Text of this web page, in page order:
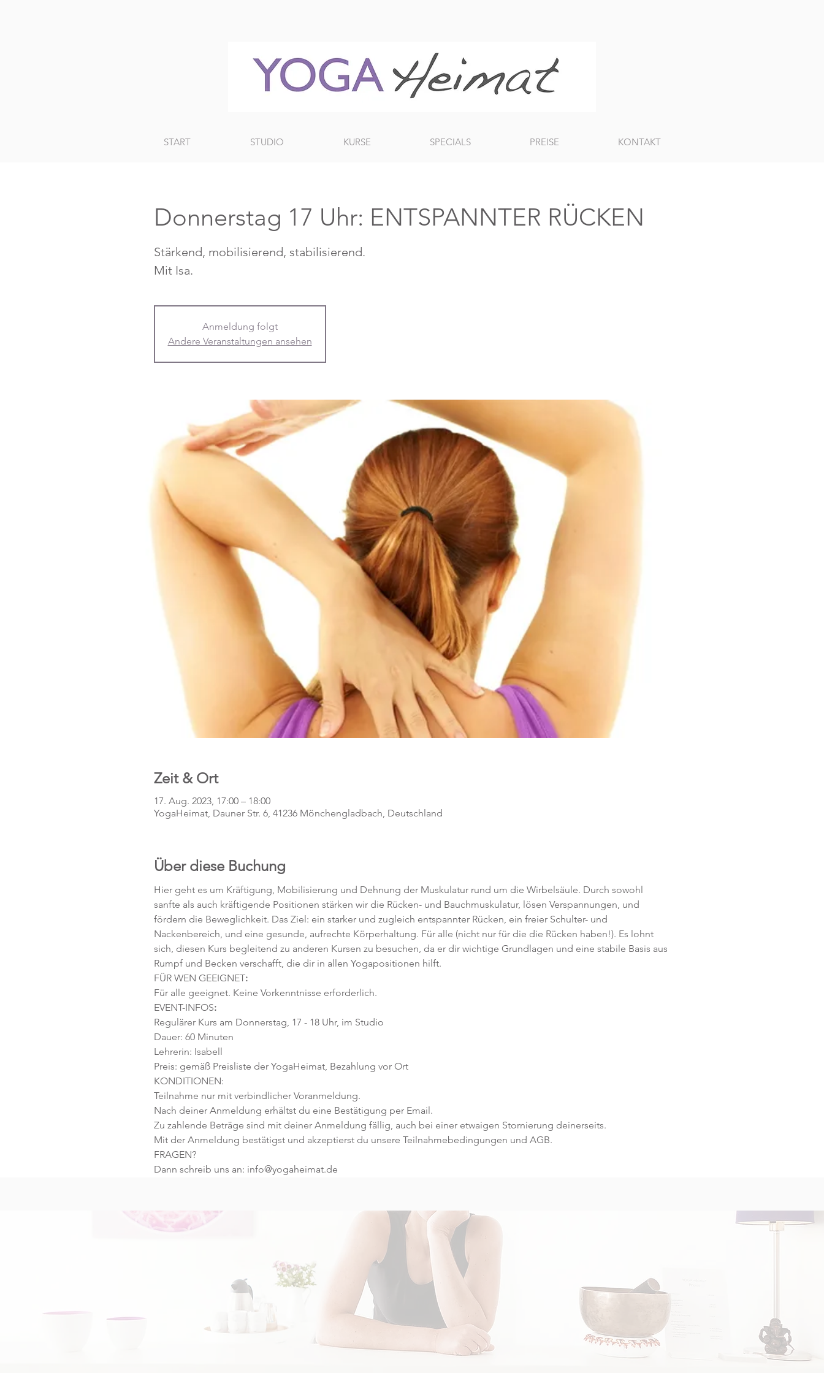
START STUDIO KURSE SPECIALS PREISE KONTAKT
Donnerstag 17 Uhr: ENTSPANNTER RÜCKEN
Stärkend, mobilisierend, stabilisierend.
Mit Isa.
Anmeldung folgt
Andere Veranstaltungen ansehen
Zeit & Ort
17. Aug. 2023, 17:00 – 18:00
YogaHeimat, Dauner Str. 6, 41236 Mönchengladbach, Deutschland
Über diese Buchung
Hier geht es um Kräftigung, Mobilisierung und Dehnung der Muskulatur rund um die Wirbelsäule. Durch sowohl
sanfte als auch kräftigende Positionen stärken wir die Rücken- und Bauchmuskulatur, lösen Verspannungen, und
fördern die Beweglichkeit. Das Ziel: ein starker und zugleich entspannter Rücken, ein freier Schulter- und
Nackenbereich, und eine gesunde, aufrechte Körperhaltung. Für alle (nicht nur für die die Rücken haben!). Es lohnt
sich, diesen Kurs begleitend zu anderen Kursen zu besuchen, da er dir wichtige Grundlagen und eine stabile Basis aus
Rumpf und Becken verschafft, die dir in allen Yogapositionen hilft.
FÜR WEN GEEIGNET:
Für alle geeignet. Keine Vorkenntnisse erforderlich.
EVENT-INFOS:
Regulärer Kurs am Donnerstag, 17 - 18 Uhr, im Studio
Dauer: 60 Minuten
Lehrerin: Isabell
Preis: gemäß Preisliste der YogaHeimat, Bezahlung vor Ort
KONDITIONEN:
Teilnahme nur mit verbindlicher Voranmeldung.
Nach deiner Anmeldung erhältst du eine Bestätigung per Email.
Zu zahlende Beträge sind mit deiner Anmeldung fällig, auch bei einer etwaigen Stornierung deinerseits.
Mit der Anmeldung bestätigst und akzeptierst du unsere Teilnahmebedingungen und AGB.
FRAGEN?
Dann schreib uns an: info@yogaheimat.de